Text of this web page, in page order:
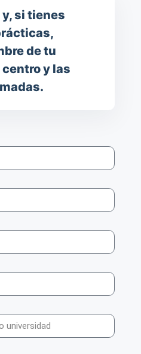
y, si tienes
de tu
y las